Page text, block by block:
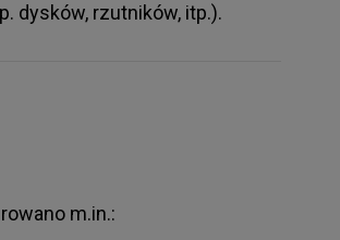
dysków, rzutników, itp.).
m.in.: